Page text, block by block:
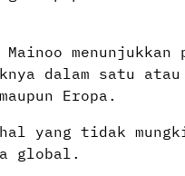
dalam satu atau
Eropa.
yang tidak
global.